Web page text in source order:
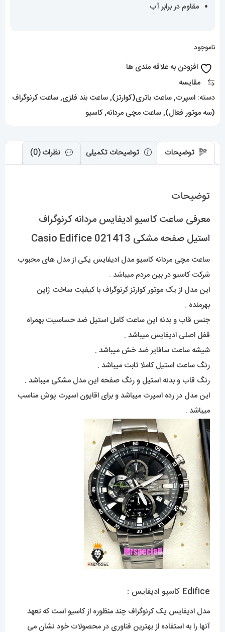
مقاوم در برابر آب
ناموجود
افزودن به علاقه مندی ها
مقایسه
دسته: اسپرت,ساعت باتری(کوارتز),ساعت بند فلزی,ساعت کرنوگراف
(سه موتور فعال),ساعت مچی مردانه,کاسیو
توضیحات توضیحات تکمیلی نظرات (0)
توضیحات
معرفی ساعت کاسیو ادیفایس مردانه کرنوگراف
استیل صفحه مشکی Casio Edifice 021413
ساعت مچی مردانه کاسیو مدل ادیفایس یکی از مدل های محبوب
شرکت کاسیو در بین مردم میباشد .
این مدل از یک موتور کوارتز کرنوگراف با کیفیت ساخت ژاپن
بهرمنده .
جنس قاب و بدنه این ساعت کامل استیل ضد حساسیت بهمراه
قفل اصلی ادیفایس میباشد .
شیشه ساعت سافایر ضد خش میباشد .
رنگ ساعت استیل کاملا ثابت میباشد .
رنگ قاب و بدنه استیل و رنگ صفحه این مدل مشکی میباشد .
این مدل در رده اسپرت میباشد و برای اقایون اسپرت پوش مناسب
میباشد .
Edifice کاسیو ادیفایس :
مدل ادیفایس یک کرنوگراف چند منظوره از کاسیو است که تعهد
آنها را به استفاده از بهترین فناوری در محصولات خود نشان می